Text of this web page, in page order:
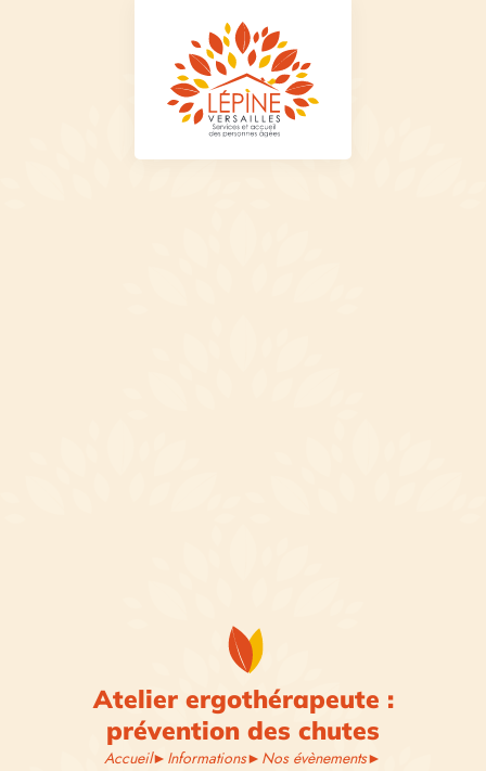
Atelier ergothérapeute :
prévention des chutes
Accueil► Informations► Nos évènements►